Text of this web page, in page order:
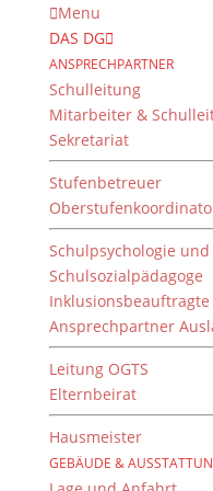
Menu
DAS DG
ANSPRECHPARTNER
Schulleitung
Mitarbeiter &
Sekretariat
Stufenbetreuer
Schulpsychologie
Schulsozialpädagoge
Inklusionsbeauftragte
Ansprechpartner
Leitung OGTS
Elternbeirat
Hausmeister
GEBÄUDE &
Collège
Thiès,
vonDientzenhofer-